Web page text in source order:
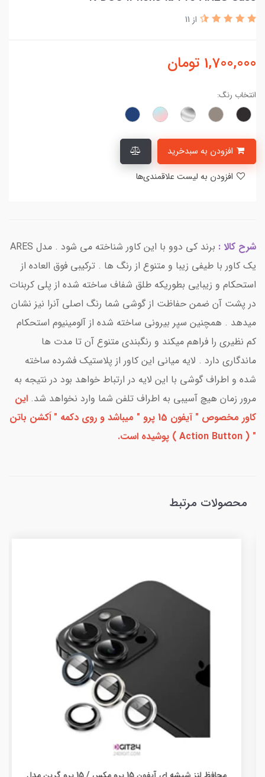
از 11
1,700,000 تومان
انتخاب رنگ:
شرح کالا :
برند کی دوو با این کاور شناخته می شود . مدل ARES
یک کاور با طیفی زیبا و متنوع از رنگ ها . ترکیبی فوق العاده از
استحکام و زیبایی بطوریکه طلق شفاف ساخته شده از پلی کربنات
در پشت آن ضمن حفاظت از گوشی شما رنگ اصلی آنرا نیز نشان
میدهد . همچنین سپر بیرونی ساخته شده از آلومینیوم استحکام
کم نظیری را فراهم میکند و رنگبندی متنوع آن تا مدت ها
ماندگاری دارد . لایه میانی این کاور از پلاستیک فشرده ساخته
شده و اطراف گوشی با این لایه در ارتباط خواهد بود در نتیجه به
مرور زمان هیچ آسیبی به اطراف تلفن شما وارد نخواهد شد. این
کاور مخصوص " آیفون 15 پرو " میباشد و روی دکمه " اَکشن باتن
" ( Action Button ) پوشیده است.
محصولات مرتبط